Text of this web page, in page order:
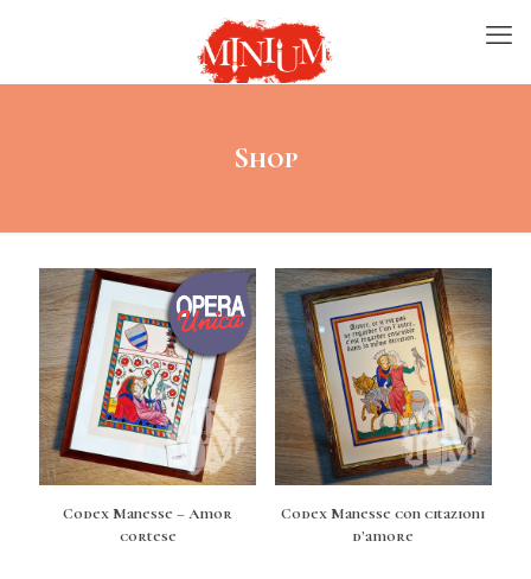
Shop
Codex Manesse – Amor
cortese
Codex Manesse con citazioni
d’amore